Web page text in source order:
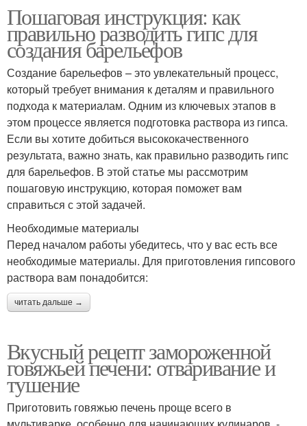
Пошаговая инструкция: как
правильно разводить гипс для
создания барельефов
Создание барельефов – это увлекательный процесс,
который требует внимания к деталям и правильного
подхода к материалам. Одним из ключевых этапов в
этом процессе является подготовка раствора из гипса.
Если вы хотите добиться высококачественного
результата, важно знать, как правильно разводить гипс
для барельефов. В этой статье мы рассмотрим
пошаговую инструкцию, которая поможет вам
справиться с этой задачей.
Необходимые материалы
Перед началом работы убедитесь, что у вас есть все
необходимые материалы. Для приготовления гипсового
раствора вам понадобится:
читать дальше →
Вкусный рецепт замороженной
говяжьей печени: отваривание и
тушение
Приготовить говяжью печень проще всего в